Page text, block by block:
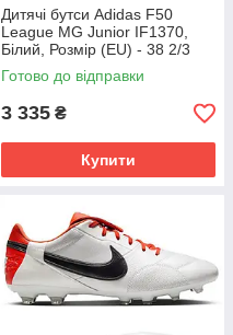
Дитячі бутси Adidas F50
League MG Junior IF1370,
Білий, Розмір (EU) - 38 2/3
Готово до відправки
3 335 ₴
Купити